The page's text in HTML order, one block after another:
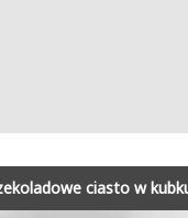
ciasto w